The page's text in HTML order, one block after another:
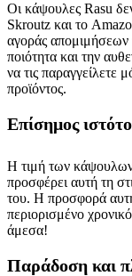
Οι κάψουλες Rasu
Skroutz και το
αγοράς απομιμήσεων
ποιότητα και την
να τις παραγγείλετε
προϊόντος.
Επίσημος
Η τιμή των
προσφέρει αυτή τη
του. Η προσφορά αυτή
περιορισμένο
άμεσα!
Παράδοση και